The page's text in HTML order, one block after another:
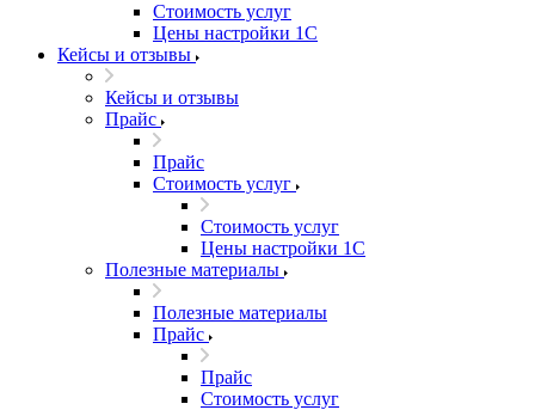
Стоимость услуг
Цены настройки 1С
Кейсы и отзывы
Кейсы и отзывы
Прайс
Прайс
Стоимость услуг
Стоимость услуг
Цены настройки 1С
Полезные материалы
Полезные материалы
Прайс
Прайс
Стоимость услуг